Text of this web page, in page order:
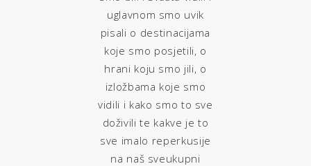
uglavnom smo uvik
pisali o destinacijama
koje smo posjetili, o
hrani koju smo jili, o
izložbama koje smo
vidili i kako smo to sve
doživili te kakve je to
sve imalo reperkusije
na naš sveukupni